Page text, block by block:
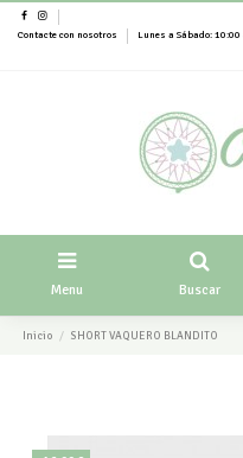
Contacte con nosotros
Lunes a Sábado:
Menu Buscar
Inicio SHORT VAQUERO BLANDITO